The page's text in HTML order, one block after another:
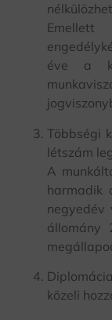
éve a
Többségi
létszám
A
harmadik
negyedév
állomány
közeli